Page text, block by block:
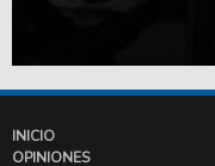
INICIO
OPINIONES